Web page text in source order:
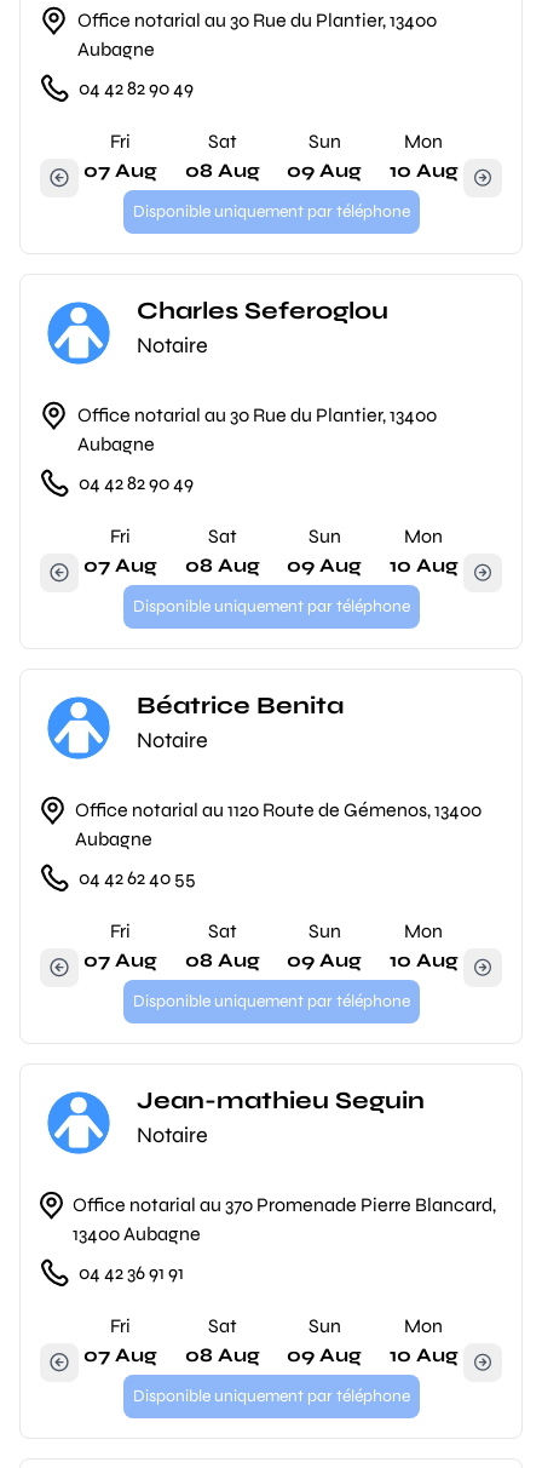
Office notarial au 30 Rue du Plantier, 13400
Aubagne
04 42 82 90 49
Fri
07 Aug
Sat
08 Aug
Sun
09 Aug
Mon
10 Aug
Disponible uniquement par téléphone
Charles Seferoglou
Notaire
Office notarial au 30 Rue du Plantier, 13400
Aubagne
04 42 82 90 49
Fri
07 Aug
Sat
08 Aug
Sun
09 Aug
Mon
10 Aug
Disponible uniquement par téléphone
Béatrice Benita
Notaire
Office notarial au 1120 Route de Gémenos, 13400
Aubagne
04 42 62 40 55
Fri
07 Aug
Sat
08 Aug
Sun
09 Aug
Mon
10 Aug
Disponible uniquement par téléphone
Jean-mathieu Seguin
Notaire
Office notarial au 370 Promenade Pierre Blancard,
13400 Aubagne
04 42 36 91 91
Fri
07 Aug
Sat
08 Aug
Sun
09 Aug
Mon
10 Aug
Disponible uniquement par téléphone